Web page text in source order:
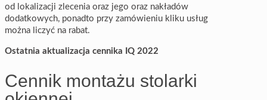
od lokalizacji zlecenia oraz jego oraz nakładów
dodatkowych, ponadto przy zamówieniu kliku usług
można liczyć na rabat.
Ostatnia aktualizacja cennika IQ 2022
Cennik montażu stolarki